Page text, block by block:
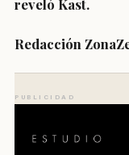
reveló Kast.
Redacción
PUBLICIDAD